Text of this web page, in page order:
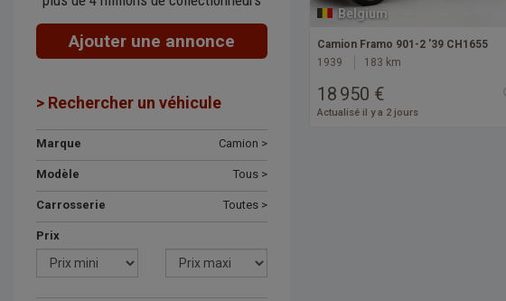
Ajouter une annonce
> Rechercher un véhicule
Marque Camion >
Modèle Tous >
Carrosserie Toutes >
Prix
Belgium
Camion Framo 901-2 '39 CH1655
1939
183 km
18 950 €
Actualisé il y a 2 jours